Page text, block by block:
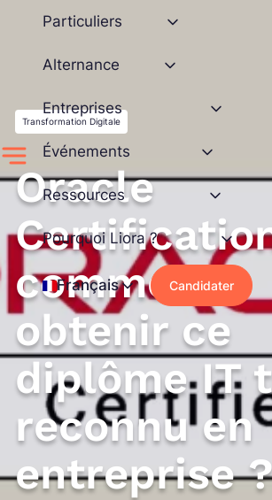
contenu
Particuliers
Alternance
Entreprises
Événements
Ressources
Pourquoi Liora ?
Français Candidater
Transformation Digitale
Oracle
comment
obtenir ce
diplôme IT
reconnu en
entreprise